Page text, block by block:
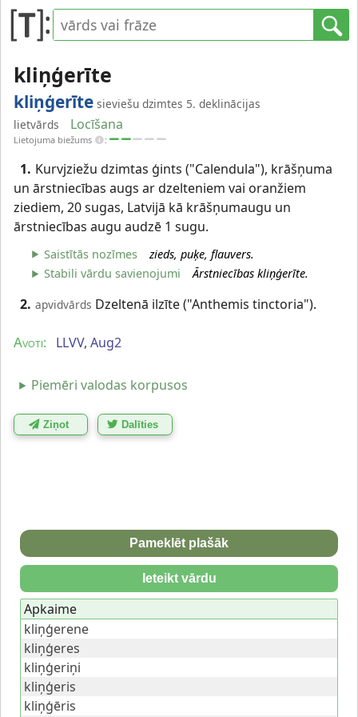
kliņģerīte
kliņģerīte sieviešu dzimtes 5. deklinācijas
lietvārds
Locīšana
Lietojuma biežums :
1. Kurvjziežu dzimtas ģints ("Calendula"), krāšņuma
un ārstniecības augs ar dzelteniem vai oranžiem
ziediem, 20 sugas, Latvijā kā krāšņumaugu un
ārstniecības augu audzē 1 sugu.
Saistītās nozīmes
zieds, puķe, flauvers.
Stabili vārdu savienojumi
Ārstniecības kliņģerīte.
2. apvidvārds Dzeltenā ilzīte ("Anthemis tinctoria").
Avoti: LLVV, Aug2
Piemēri valodas korpusos
Ziņot Dalīties
Pameklēt plašāk
Ieteikt vārdu
Apkaime
kliņģerene
kliņģeres
kliņģeriņi
kliņģeris
kliņģēris